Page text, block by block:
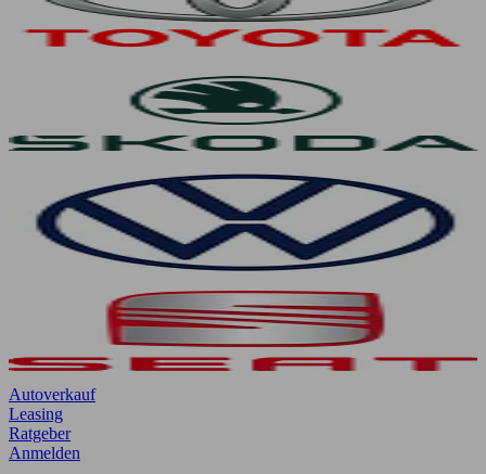
Autoverkauf
Leasing
Ratgeber
Anmelden